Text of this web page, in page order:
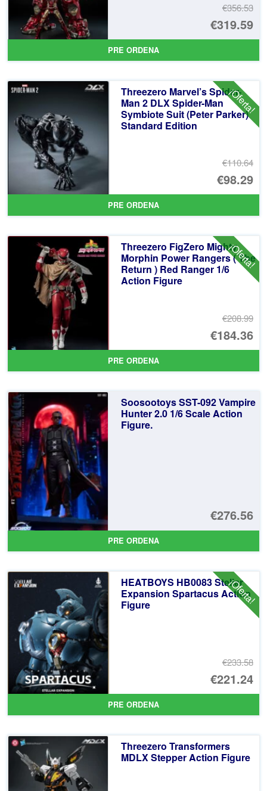
€356.53
El
€319.59
El
PRE ORDENA
¡Oferta!
Threezero Marvel’s Spider-
Man 2 DLX Spider-Man
Symbiote Suit (Peter Parker)
Standard Edition
€110.64
El
€98.29
El
PRE ORDENA
¡Oferta!
Threezero FigZero Mighty
Morphin Power Rangers ( The
Return ) Red Ranger 1/6
Action Figure
€208.99
El
€184.36
El
PRE ORDENA
Soosootoys SST-092 Vampire
Hunter 2.0 1/6 Scale Action
Figure.
€276.56
PRE ORDENA
¡Oferta!
HEATBOYS HB0083 Stellar
Expansion Spartacus Action
Figure
€233.58
El
€221.24
El
PRE ORDENA
Threezero Transformers
MDLX Stepper Action Figure